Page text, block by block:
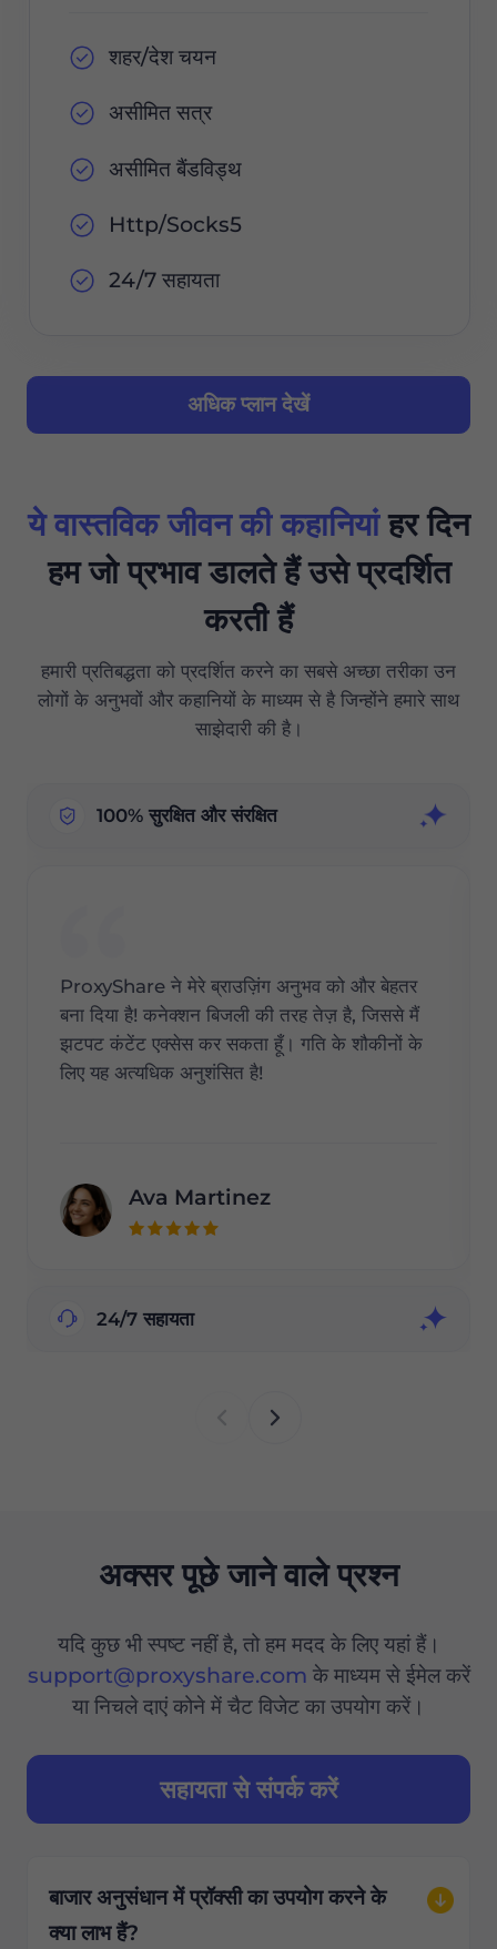
शहर/देश चयन
असीमित सत्र
असीमित बैंडविड्थ
Http/Socks5
24/7 सहायता
अधिक प्लान देखें
ये वास्तविक जीवन की कहानियांहर दिन
हम जो प्रभाव डालते हैं उसे प्रदर्शित
करती हैं
हमारी प्रतिबद्धता को प्रदर्शित करने का सबसे अच्छा तरीका उन
लोगों के अनुभवों और कहानियों के माध्यम से है जिन्होंने हमारे साथ
साझेदारी की है।
100% सुरक्षित और संरक्षित
ProxyShare ने मेरे ब्राउज़िंग अनुभव को और बेहतर
बना दिया है! कनेक्शन बिजली की तरह तेज़ है, जिससे मैं
झटपट कंटेंट एक्सेस कर सकता हूँ। गति के शौकीनों के
लिए यह अत्यधिक अनुशंसित है!
Ava Martinez
24/7 सहायता
अक्सर पूछे जाने वाले प्रश्न
यदि कुछ भी स्पष्ट नहीं है, तो हम मदद के लिए यहां हैं।
support@proxyshare.com के माध्यम से ईमेल करें
या निचले दाएं कोने में चैट विजेट का उपयोग करें।
सहायता से संपर्क करें
बाजार अनुसंधान में प्रॉक्सी का उपयोग करने के
क्या लाभ हैं?